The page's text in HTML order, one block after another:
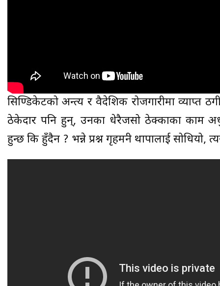
सिण्डिकेटको अन्त्य र वैदेशिक रोजगारीमा व्याप्त
ठेकेदार पनि हुन्, उनका धेरैजसो ठेक्काका काम
हुन्छ कि हुँदैन ? भन्ने प्रश्न गृहमन्त्री थापालाई सोधियो,